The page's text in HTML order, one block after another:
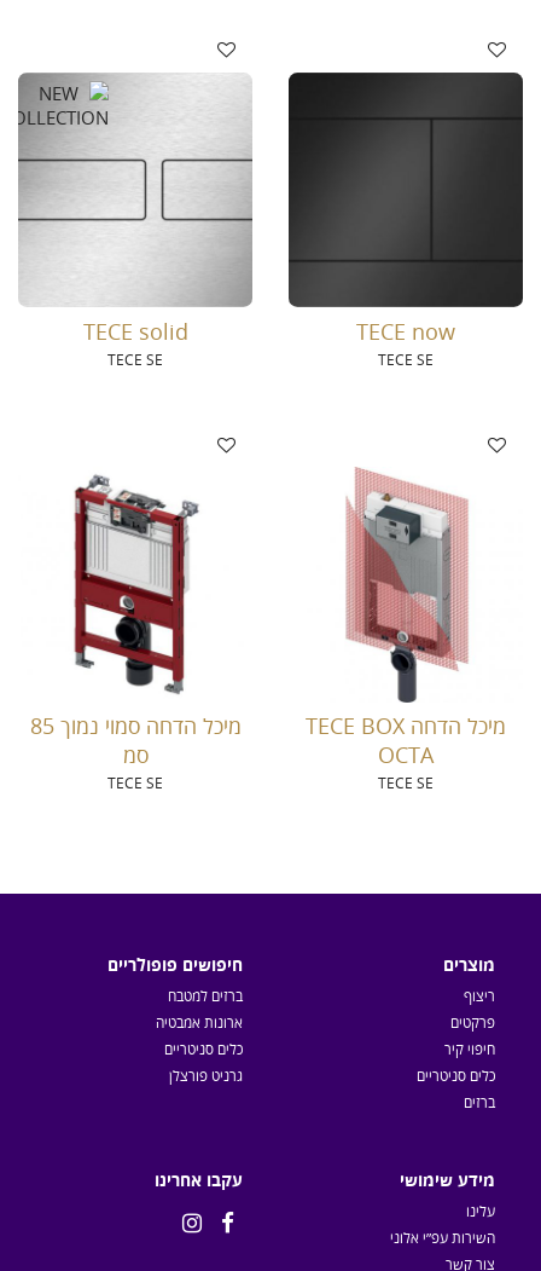
TECE now
TECE SE
TECE solid
TECE SE
מיכל הדחה TECE BOX
OCTA
TECE SE
מיכל הדחה סמוי נמוך 85
סמ
TECE SE
מוצרים
ריצוף
פרקטים
חיפוי קיר
כלים סניטריים
ברזים
חיפושים פופולריים
ברזים למטבח
ארונות אמבטיה
כלים סניטריים
גרניט פורצלן
מידע שימושי
עלינו
השירות עפ״י אלוני
צור קשר
עקבו אחרינו

